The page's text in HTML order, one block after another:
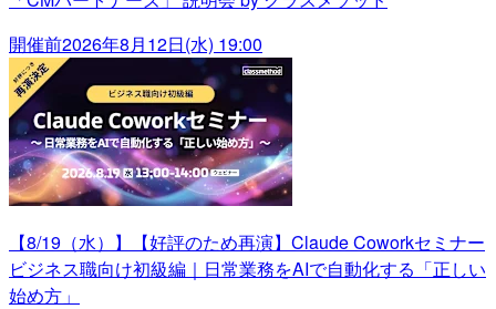
開催前2026年8月12日(水) 19:00
【8/19（水）】【好評のため再演】Claude Coworkセミナー
ビジネス職向け初級編｜日常業務をAIで自動化する「正しい
始め方」